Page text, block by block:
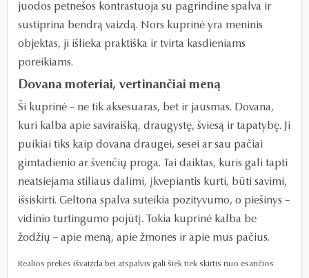
juodos petnešos kontrastuoja su pagrindine spalva ir
sustiprina bendrą vaizdą. Nors kuprinė yra meninis
objektas, ji išlieka praktiška ir tvirta kasdieniams
poreikiams.
Dovana moteriai, vertinančiai meną
Ši kuprinė – ne tik aksesuaras, bet ir jausmas. Dovana,
kuri kalba apie saviraišką, draugystę, šviesą ir tapatybę. Ji
puikiai tiks kaip dovana draugei, sesei ar sau pačiai
gimtadienio ar švenčių proga. Tai daiktas, kuris gali tapti
neatsiejama stiliaus dalimi, įkvepiantis kurti, būti savimi,
išsiskirti. Geltona spalva suteikia pozityvumo, o piešinys –
vidinio turtingumo pojūtį. Tokia kuprinė kalba be
žodžių – apie meną, apie žmones ir apie mus pačius.
Realios prekės išvaizda bei atspalvis gali šiek tiek skirtis nuo esančios